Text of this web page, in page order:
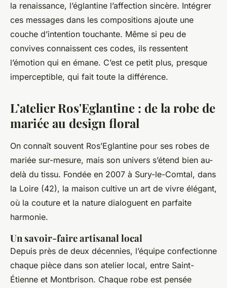
la renaissance, l’églantine l’affection sincère. Intégrer
ces messages dans les compositions ajoute une
couche d’intention touchante. Même si peu de
convives connaissent ces codes, ils ressentent
l’émotion qui en émane. C’est ce petit plus, presque
imperceptible, qui fait toute la différence.
L’atelier Ros'Eglantine : de la robe de
mariée au design floral
On connaît souvent Ros’Eglantine pour ses robes de
mariée sur-mesure, mais son univers s’étend bien au-
delà du tissu. Fondée en 2007 à Sury-le-Comtal, dans
la Loire (42), la maison cultive un art de vivre élégant,
où la couture et la nature dialoguent en parfaite
harmonie.
Un savoir-faire artisanal local
Depuis près de deux décennies, l’équipe confectionne
chaque pièce dans son atelier local, entre Saint-
Étienne et Montbrison. Chaque robe est pensée